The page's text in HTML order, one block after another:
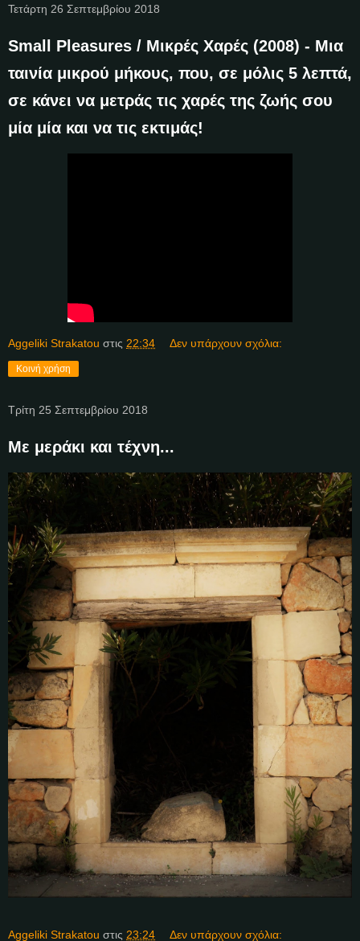
Τετάρτη 26 Σεπτεμβρίου 2018
Small Pleasures / Μικρές Χαρές (2008) - Μια
ταινία μικρού μήκους, που, σε μόλις 5 λεπτά,
σε κάνει να μετράς τις χαρές της ζωής σου
μία μία και να τις εκτιμάς!
Aggeliki Strakatou στις 22:34 Δεν υπάρχουν σχόλια:
Κοινή χρήση
Τρίτη 25 Σεπτεμβρίου 2018
Με μεράκι και τέχνη...
Aggeliki Strakatou στις 23:24 Δεν υπάρχουν σχόλια: